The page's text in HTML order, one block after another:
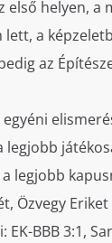
első helyen, a
lett, a
az
legjobb
Özvegy
EK-BBB 3:1,